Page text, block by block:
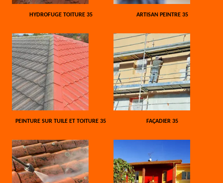
HYDROFUGE TOITURE 35 ARTISAN PEINTRE 35
PEINTURE SUR TUILE ET TOITURE 35 FAÇADIER 35